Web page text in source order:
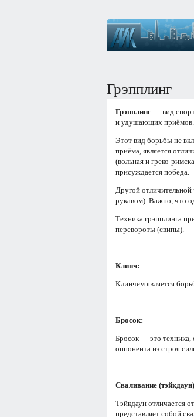
Грэпплинг
Грэпплинг — вид
и удушающих приёмов.
Этот вид борьбы не
приёма, является
(вольная и греко-
присуждается победа.
Другой
рукавом). Важно, что
Техника грэпплинга
перевороты (свипы).
Клинч:
Клинчем является
Бросок:
Бросок — это техника,
оппонента из строя
Сваливание
Тэйкдаун отличается
представляет собой